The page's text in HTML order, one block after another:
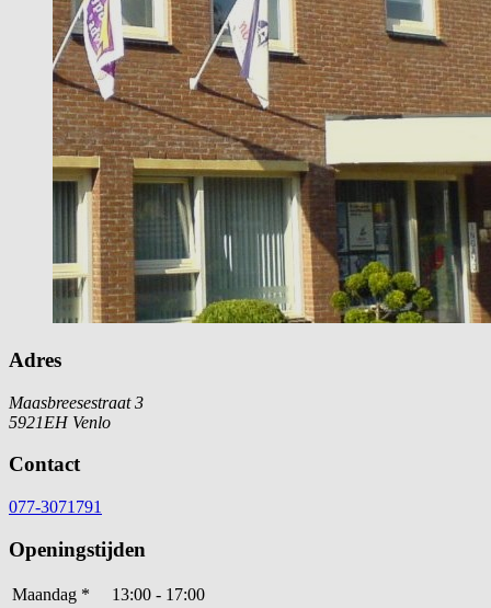
Adres
Maasbreesestraat 3
5921EH Venlo
Contact
077-3071791
Openingstijden
Maandag * 13:00 - 17:00